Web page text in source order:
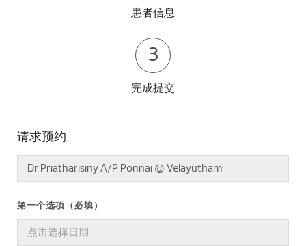
患者信息
3
完成提交
请求预约
第一个选项（必填）